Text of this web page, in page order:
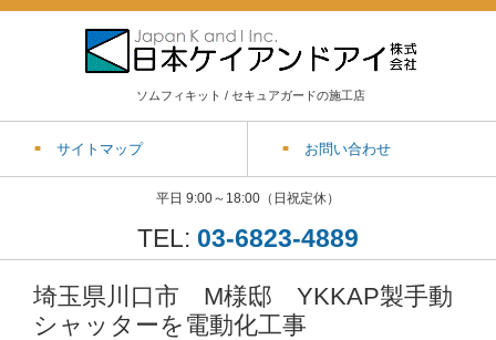
ソムフィキット / セキュアガードの施工店
サイトマップ お問い合わせ
平日 9:00～18:00（日祝定休）
TEL: 03-6823-4889
埼玉県川口市 M様邸 YKKAP製手動
シャッターを電動化工事